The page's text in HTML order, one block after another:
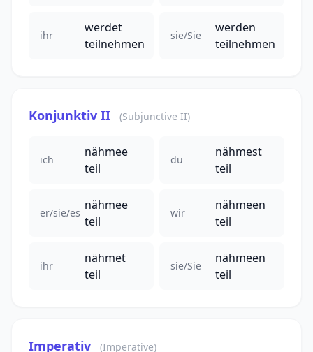
ihr
werdet
teilnehmen
sie/Sie
werden
teilnehmen
Konjunktiv II (Subjunctive II)
ich
nähmee
teil
du
nähmest
teil
er/sie/es
nähmee
teil
wir
nähmeen
teil
ihr
nähmet
teil
sie/Sie
nähmeen
teil
Imperativ (Imperative)